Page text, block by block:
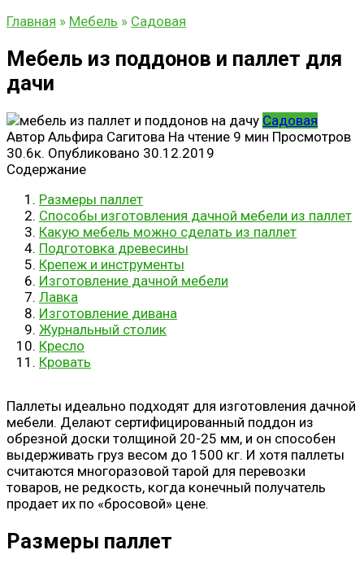
Главная » Мебель » Садовая
Мебель из поддонов и паллет для
дачи
Садовая
Автор Альфира Сагитова На чтение 9 мин Просмотров
30.6к. Опубликовано 30.12.2019
Содержание
Размеры паллет
Способы изготовления дачной мебели из паллет
Какую мебель можно сделать из паллет
Подготовка древесины
Крепеж и инструменты
Изготовление дачной мебели
Лавка
Изготовление дивана
Журнальный столик
Кресло
Кровать
Паллеты идеально подходят для изготовления дачной
мебели. Делают сертифицированный поддон из
обрезной доски толщиной 20-25 мм, и он способен
выдерживать груз весом до 1500 кг. И хотя паллеты
считаются многоразовой тарой для перевозки
товаров, не редкость, когда конечный получатель
продает их по «бросовой» цене.
Размеры паллет